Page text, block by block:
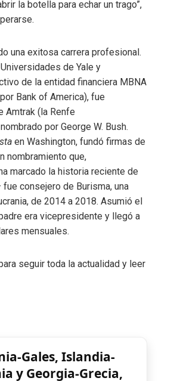
la botella para echar un trago”,
una exitosa carrera profesional.
de Yale y
de la entidad financiera MBNA
Bank of America), fue
Amtrak (la Renfe
por George W. Bush.
en Washington, fundó firmas de
nombramiento que,
marcado la historia reciente de
consejero de Burisma, una
de 2014 a 2018. Asumió el
era vicepresidente y llegó a
mensuales.
seguir toda la actualidad y leer
Gales, Islandia-
y Georgia-Grecia,